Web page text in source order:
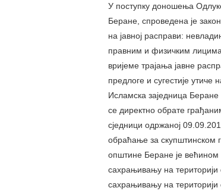
У поступку доношења
Беране, спроведена је
на јавној расправи:
правним и физичким лицима
вријеме трајања јавне
предлоге и сугестије
Исламска заједница Беране
се директно обрате
сједници одржаној
обраћање за скупштинском
општине Беране је већином
сахрањивању на
сахрањивању на